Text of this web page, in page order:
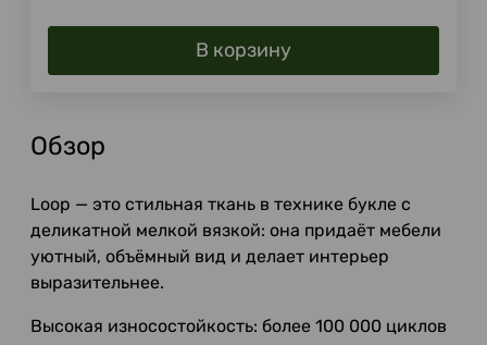
В корзину
Обзор
Loop — это стильная ткань в технике букле с
деликатной мелкой вязкой: она придаёт мебели
уютный, объёмный вид и делает интерьер
выразительнее.
Высокая износостойкость: более 100 000 циклов